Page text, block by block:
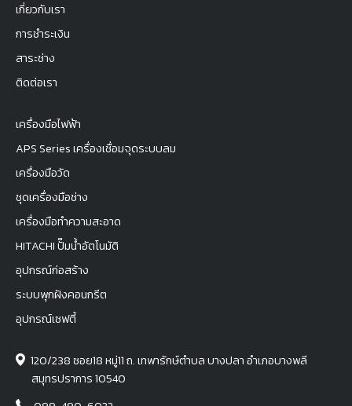
เกี่ยวกับเรา
การชำระเงิน
สาระช่าง
ติดต่อเรา
เครื่องมือไฟฟ้า
APS Series เครื่องเชื่อมจุดระบบลม
เครื่องมือวัด
ชุดเครื่องมือช่าง
เครื่องมือทำความสะอาด
HITACHI ปั๊มน้ำอัตโนมัติ
อุปกรณ์ก่อสร้าง
ระบบพุกฝังคอนกรีต
อุปกรณ์เซฟตี้
120/238 ซอย18 หมู่11 ถ. เทพารักษ์ตำบล บางปลา อำเภอบางพลี
สมุทรปราการ 10540